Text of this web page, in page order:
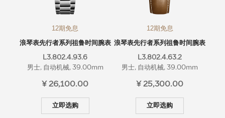
12期免息
浪琴表先行者系列祖鲁时间腕表
L3.802.4.93.6
男士, 自动机械, 39.00mm
¥ 26,100.00
立即选购
12期免息
浪琴表先行者系列祖鲁时间腕表
L3.802.4.63.2
男士, 自动机械, 39.00mm
¥ 25,300.00
立即选购